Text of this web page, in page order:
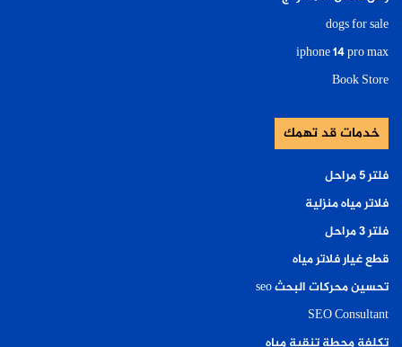
dogs for sale
iphone 14 pro max
Book Store
خدمات قد تهمك
فلتر ٥ مراحل
فلاتر مياه منزلية
فلتر ٣ مراحل
قطع غيار فلاتر مياه
تحسين محركات البحث seo
SEO Consultant